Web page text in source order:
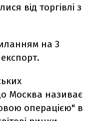
від торгівлі з
на 3
Москва називає
операцією" в